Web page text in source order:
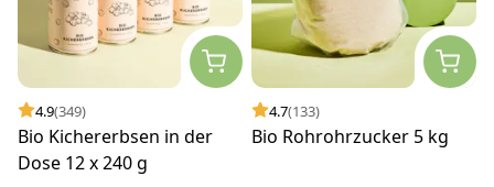
4.9(349)
Bio Kichererbsen in der
Dose 12 x 240 g
4.7(133)
Bio Rohrohrzucker 5 kg